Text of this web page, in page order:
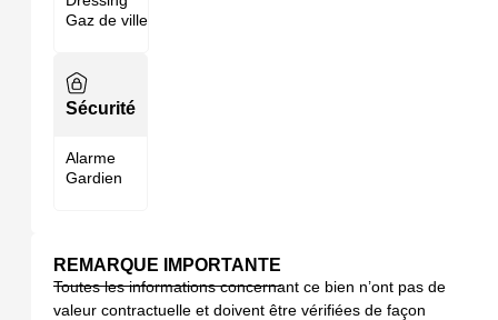
Gaz de ville
Sécurité
Alarme
Gardien
REMARQUE IMPORTANTE
Toutes les informations concernant ce bien n’ont pas de
valeur contractuelle et doivent être vérifiées de façon